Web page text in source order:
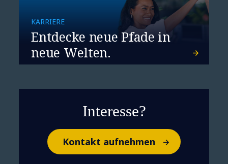
KARRIERE
Entdecke neue Pfade in
neue Welten.
Interesse?
Kontakt aufnehmen